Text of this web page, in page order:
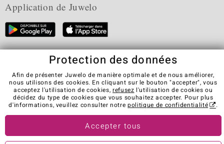
Application de Juwelo
CGV Protection des données
Cookies
Mentions légales
Contact
Révocation du contrat
Visit our stores in other countries:
© Juwelo Deutschland GmbH (une société de elumeo SE)
Protection des données
Afin de présenter Juwelo de manière optimale et de nous améliorer,
nous utilisons des cookies. En cliquant sur le bouton "accepter", vous
acceptez l'utilisation de cookies, refusez l'utilisation de cookies ou
décidez du type de cookies que vous souhaitez accepter. Pour plus
d'informations, veuillez consulter notrepolitique de confidentialité .
Accepter tous